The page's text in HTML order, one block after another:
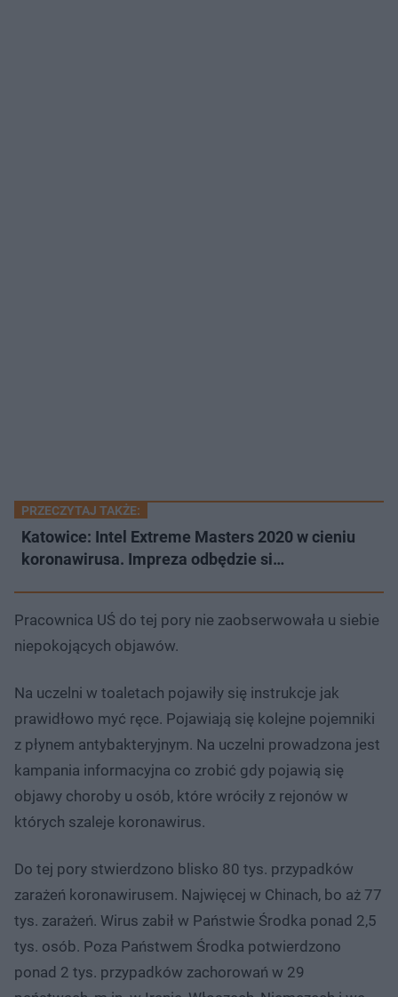
PRZECZYTAJ TAKŻE:
Katowice: Intel Extreme Masters 2020 w cieniu
koronawirusa. Impreza odbędzie si…
Pracownica UŚ do tej pory nie zaobserwowała u siebie
niepokojących objawów.
Na uczelni w toaletach pojawiły się instrukcje jak
prawidłowo myć ręce. Pojawiają się kolejne pojemniki
z płynem antybakteryjnym. Na uczelni prowadzona jest
kampania informacyjna co zrobić gdy pojawią się
objawy choroby u osób, które wróciły z rejonów w
których szaleje koronawirus.
Do tej pory stwierdzono blisko 80 tys. przypadków
zarażeń koronawirusem. Najwięcej w Chinach, bo aż 77
tys. zarażeń. Wirus zabił w Państwie Środka ponad 2,5
tys. osób. Poza Państwem Środka potwierdzono
ponad 2 tys. przypadków zachorowań w 29